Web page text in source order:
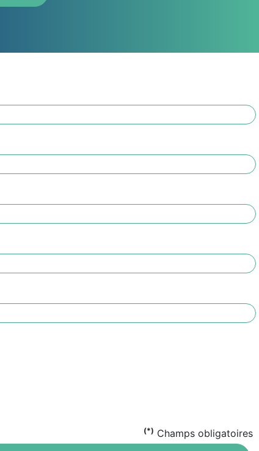
(*) Champs obligatoires